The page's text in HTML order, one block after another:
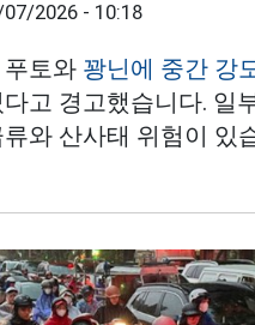
2026 - 10:18
토와 꽝닌에 중간 강
고 경고했습니다. 일
와 산사태 위험이 있